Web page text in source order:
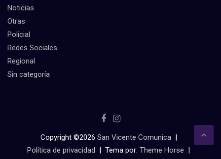
Noticias
Otras
Policial
Redes Sociales
Regional
Sin categoría
Copyright ©2026 San Vicente Comunica
Política de privacidad
Tema por: Theme Horse